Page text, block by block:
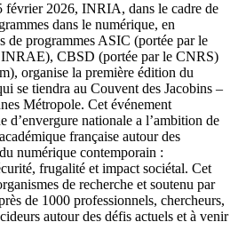
février 2026, INRIA, dans le cadre de
dans le numérique, en
de programmes ASIC (portée par le
CBSD (portée par le CNRS)
organise la première édition du
se tiendra au Couvent des Jacobins –
Métropole. Cet événement
d’envergure nationale a l’ambition de
française autour des
numérique contemporain :
frugalité et impact sociétal. Cet
de recherche et soutenu par
de 1000 professionnels, chercheurs,
autour des défis actuels et à venir